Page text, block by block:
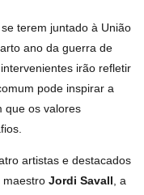
terem juntado à União
ano da guerra de
irão refletir
pode inspirar a
que os valores
artistas e destacados
maestroJordi Savall , a